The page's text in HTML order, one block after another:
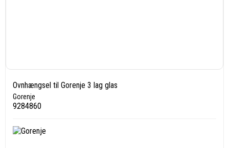
Ovnhængsel til Gorenje 3 lag glas
Gorenje
9284860